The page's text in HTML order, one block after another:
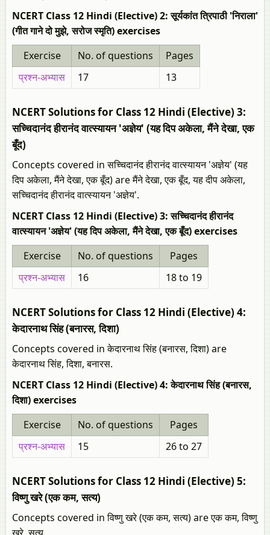
NCERT Class 12 Hindi (Elective) 2: सूर्यकांत त्रिपाठी 'निराला'
(गीत गाने दो मुझे, सरोज स्मृति) exercises
Exercise
No. of questions
Pages
प्रश्न-अभ्यास
17 13
NCERT Solutions for Class 12 Hindi (Elective) 3:
सच्चिदानंद हीरानंद वात्स्यायन 'अज्ञेय' (यह दिप अकेला, मैंने देखा, एक
बूँद)
Concepts covered in सच्चिदानंद हीरानंद वात्स्यायन 'अज्ञेय' (यह
दिप अकेला, मैंने देखा, एक बूँद) are मैंने देखा, एक बूँद, यह दीप अकेला,
सच्चिदानंद हीरानंद वात्स्यायन 'अज्ञेय'.
NCERT Class 12 Hindi (Elective) 3: सच्चिदानंद हीरानंद
वात्स्यायन 'अज्ञेय' (यह दिप अकेला, मैंने देखा, एक बूँद) exercises
Exercise
No. of questions
Pages
प्रश्न-अभ्यास
16 18 to 19
NCERT Solutions for Class 12 Hindi (Elective) 4:
केदारनाथ सिंह (बनारस, दिशा)
Concepts covered in केदारनाथ सिंह (बनारस, दिशा) are
केदारनाथ सिंह, दिशा, बनारस.
NCERT Class 12 Hindi (Elective) 4: केदारनाथ सिंह (बनारस,
दिशा) exercises
Exercise
No. of questions
Pages
प्रश्न-अभ्यास
15 26 to 27
NCERT Solutions for Class 12 Hindi (Elective) 5:
विष्णु खरे (एक कम, सत्य)
Concepts covered in विष्णु खरे (एक कम, सत्य) are एक कम, विष्णु